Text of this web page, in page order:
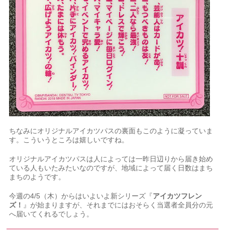
ちなみにオリジナルアイカツパスの裏面もこのように凝っていま
す。こういうところは嬉しいですね。
オリジナルアイカツパスは人によっては一昨日辺りから届き始め
ている人もいたみたいなのですが、地域によって届く日数はまち
まちのようです。
今週の4/5（木）からはいよいよ新シリーズ『アイカツフレン
ズ！ 』が始まりますが、それまでにはおそらく当選者全員分の元
へ届いてくれるでしょう。